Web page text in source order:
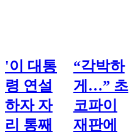
'이 대통
령 연설
하자 자
리 통째
“각박하
게…” 초
코파이
재판에